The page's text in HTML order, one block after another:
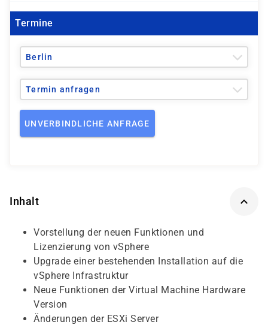
Termine
Berlin
Termin anfragen
UNVERBINDLICHE ANFRAGE
Inhalt
Vorstellung der neuen Funktionen und
Lizenzierung von vSphere
Upgrade einer bestehenden Installation auf die
vSphere Infrastruktur
Neue Funktionen der Virtual Machine Hardware
Version
Änderungen der ESXi Server